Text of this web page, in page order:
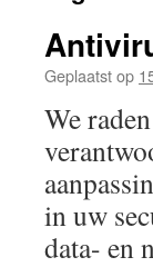
Geplaatst op
We
in uw
data- en